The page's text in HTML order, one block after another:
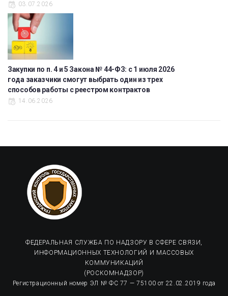
03.07.2026
Закупки по п. 4 и 5 Закона № 44-ФЗ: с 1 июля 2026
года заказчики смогут выбрать один из трех
способов работы с реестром контрактов
14.06.2026
ФЕДЕРАЛЬНАЯ СЛУЖБА ПО НАДЗОРУ В СФЕРЕ СВЯЗИ,
ИНФОРМАЦИОННЫХ ТЕХНОЛОГИЙ И МАССОВЫХ
КОММУНИКАЦИЙ
(РОСКОМНАДЗОР)
Регистрационный номер ЭЛ № ФС 77 — 75100 от 22.02.2019 года